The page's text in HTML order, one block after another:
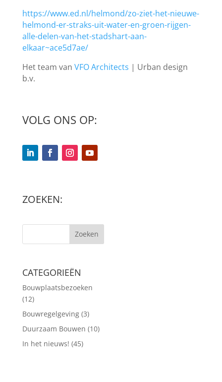
https://www.ed.nl/helmond/zo-ziet-het-nieuwe-
helmond-er-straks-uit-water-en-groen-rijgen-
alle-delen-van-het-stadshart-aan-
elkaar~ace5d7ae/
Het team van VFO Architects | Urban design
b.v.
VOLG ONS OP:
ZOEKEN:
Zoeken
CATEGORIEËN
Bouwplaatsbezoeken
(12)
Bouwregelgeving(3)
Duurzaam Bouwen (10)
In het nieuws! (45)